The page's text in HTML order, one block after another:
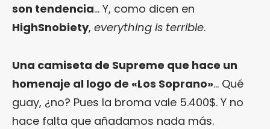
son tendencia… Y, como dicen en
HighSnobiety, everything is terrible.
Una camiseta de Supreme que hace un
homenaje al logo de «Los Soprano»… Qué
guay, ¿no? Pues la broma vale 5.400$. Y no
hace falta que añadamos nada más.